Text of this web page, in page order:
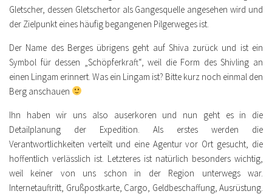
Gletscher, dessen Gletschertor als Gangesquelle angesehen wird und
der Zielpunkt eines häufig begangenen Pilgerweges ist.
Der Name des Berges übrigens geht auf Shiva zurück und ist ein
Symbol für dessen „Schöpferkraft“, weil die Form des Shivling an
einen Lingam erinnert. Was ein Lingam ist? Bitte kurz noch einmal den
Berg anschauen
Ihn haben wir uns also auserkoren und nun geht es in die
Detailplanung der Expedition. Als erstes werden die
Verantwortlichkeiten verteilt und eine Agentur vor Ort gesucht, die
hoffentlich verlässlich ist. Letzteres ist natürlich besonders wichtig,
weil keiner von uns schon in der Region unterwegs war.
Internetauftritt, Grußpostkarte, Cargo, Geldbeschaffung, Ausrüstung.